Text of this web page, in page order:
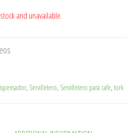
and unavailable.
, Servilletero, Servilletero para cafe, tork